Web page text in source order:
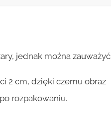
jednak można zauważyć
2 cm, dzięki czemu obraz
rozpakowaniu.